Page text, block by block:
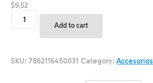
$9,52
Para
Traílla
Add to cart
SKU: 7862116450031 Category:Accesorios